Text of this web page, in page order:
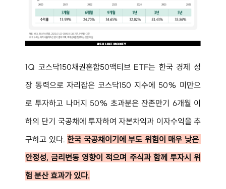
1Q 코스닥150채권혼합50액티브 ETF는 한국 경제 성
장 동력으로 자리잡은 코스닥150 지수에 50% 미만으
로 투자하고 나머지 50% 초과분은 잔존만기 6개월 이
하의 단기 국공채에 투자하여 자본차익과 이자수익을 추
구하고 있다. 한국 국공채이기에 부도 위험이 매우 낮은
안정성, 금리변동 영향이 적으며 주식과 함께 투자시 위
험 분산 효과가 있다.